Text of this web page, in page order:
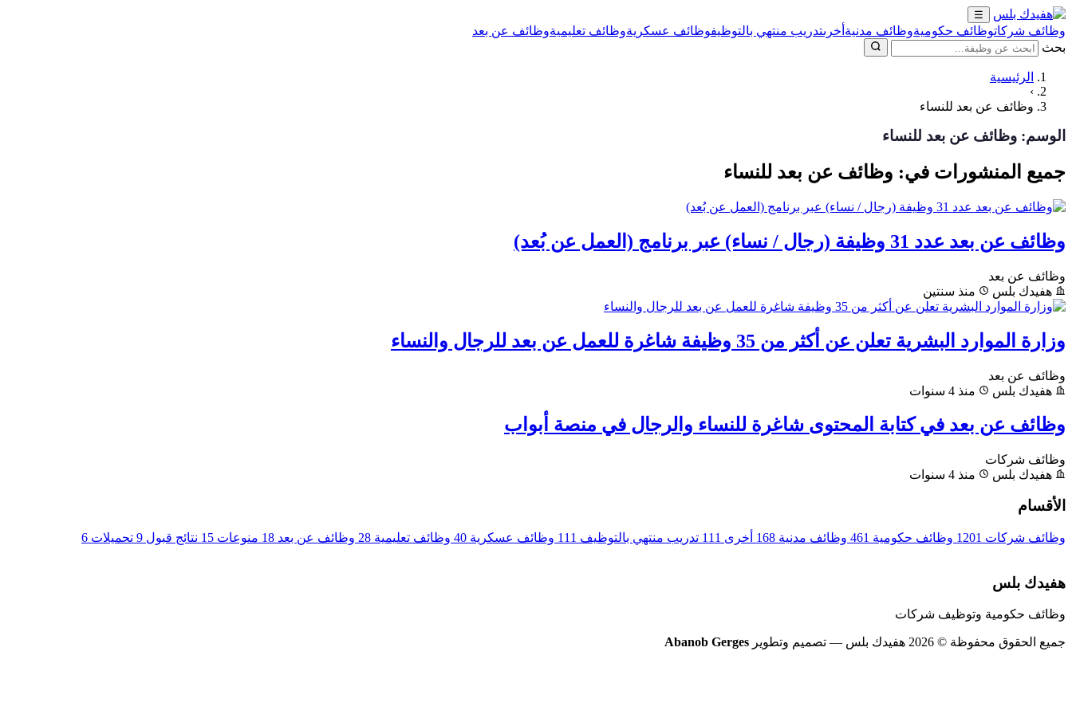
☰
وظائف شركاتوظائف حكوميةوظائف مدنية أخرىتدريب منتهي بالتوظيفوظائف عسكريةوظائف تعليميةوظائف عن بعد
بحث
الرئيسية
›
وظائف عن بعد للنساء
الوسم: وظائف عن بعد للنساء
جميع المنشورات في: وظائف عن بعد للنساء
وظائف عن بعد عدد 31 وظيفة (رجال / نساء) عبر برنامج (العمل عن بُعد)
وظائف عن بعد
هفيدك بلس
منذ سنتين
وزارة الموارد البشرية تعلن عن أكثر من 35 وظيفة شاغرة للعمل عن بعد للرجال والنساء
وظائف عن بعد
هفيدك بلس
منذ 4 سنوات
وظائف عن بعد في كتابة المحتوى شاغرة للنساء والرجال في منصة أبواب
وظائف شركات
هفيدك بلس
منذ 4 سنوات
الأقسام
وظائف شركات 1201 وظائف حكومية 461 وظائف مدنية 168 أخرى 111 تدريب منتهي بالتوظيف 111 وظائف عسكرية 40 وظائف تعليمية 28 وظائف عن بعد 18 منوعات 15 نتائج قبول 9 تحميلات 6
هفيدك بلس
وظائف حكومية وتوظيف شركات
جميع الحقوق محفوظة © 2026 هفيدك بلس — تصميم وتطوير Abanob Gerges